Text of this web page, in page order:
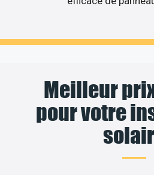
Meilleur
pour votre